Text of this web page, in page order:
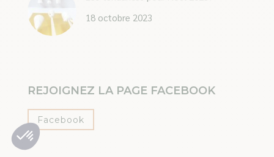
18 octobre 2023
REJOIGNEZ LA PAGE FACEBOOK
Facebook